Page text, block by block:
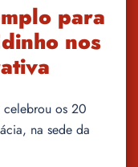
para
nos
celebrou os 20
na sede da